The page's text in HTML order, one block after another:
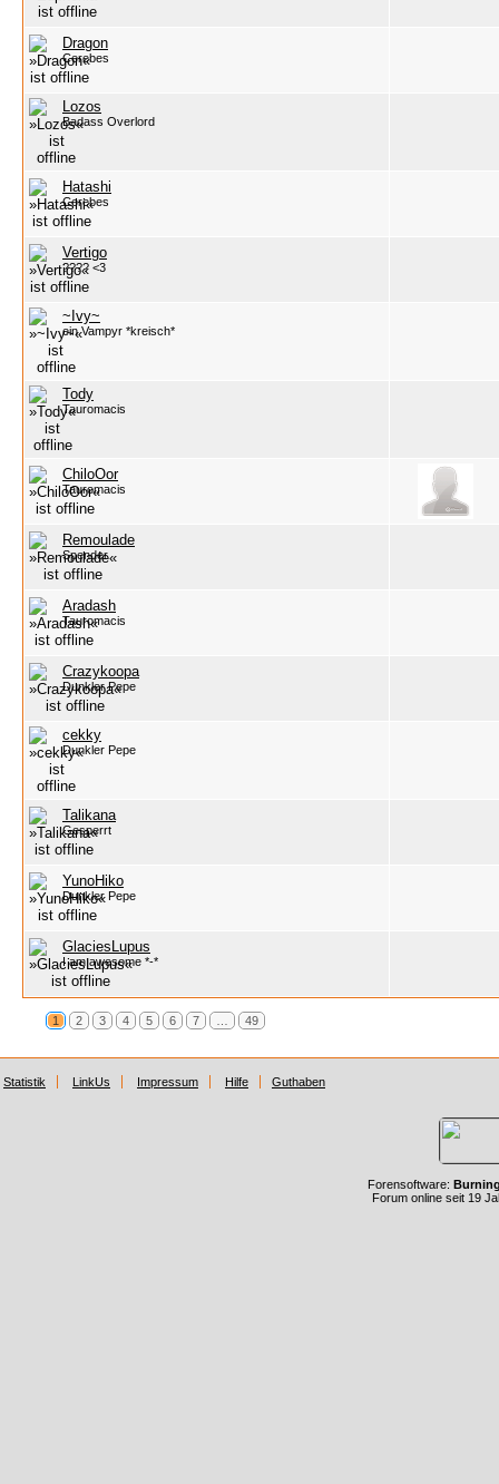
Dragon
Cerebes
Lozos
Badass Overlord
Hatashi
Cerebes
Vertigo
???? <3
~Ivy~
ein Vampyr *kreisch*
Tody
Tauromacis
ChiloOor
Tauromacis
Remoulade
Spender
Aradash
Tauromacis
Crazykoopa
Dunkler Pepe
cekky
Dunkler Pepe
Talikana
Gesperrt
YunoHiko
Dunkler Pepe
GlaciesLupus
I am awesome *-*
1 2 3 4 5 6 7 … 49
Statistik LinkUs Impressum Hilfe Guthaben
Forensoftware:
Forum online seit 19